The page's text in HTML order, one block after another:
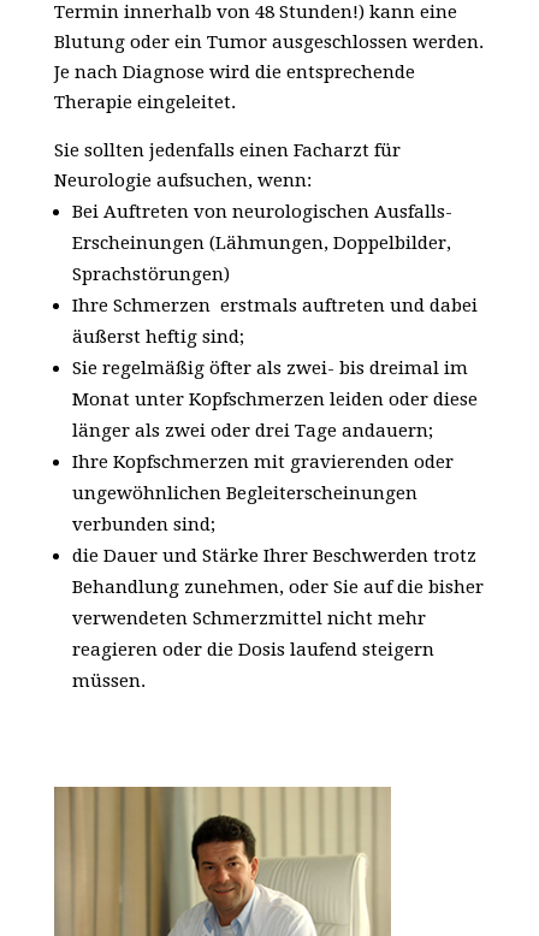
Termin innerhalb von 48 Stunden!) kann eine
Blutung oder ein Tumor ausgeschlossen werden.
Je nach Diagnose wird die entsprechende
Therapie eingeleitet.
Sie sollten jedenfalls einen Facharzt für
Neurologie aufsuchen, wenn:
Bei Auftreten von neurologischen Ausfalls-
Erscheinungen (Lähmungen, Doppelbilder,
Sprachstörungen)
Ihre Schmerzen erstmals auftreten und dabei
äußerst heftig sind;
Sie regelmäßig öfter als zwei- bis dreimal im
Monat unter Kopfschmerzen leiden oder diese
länger als zwei oder drei Tage andauern;
Ihre Kopfschmerzen mit gravierenden oder
ungewöhnlichen Begleiterscheinungen
verbunden sind;
die Dauer und Stärke Ihrer Beschwerden trotz
Behandlung zunehmen, oder Sie auf die bisher
verwendeten Schmerzmittel nicht mehr
reagieren oder die Dosis laufend steigern
müssen.